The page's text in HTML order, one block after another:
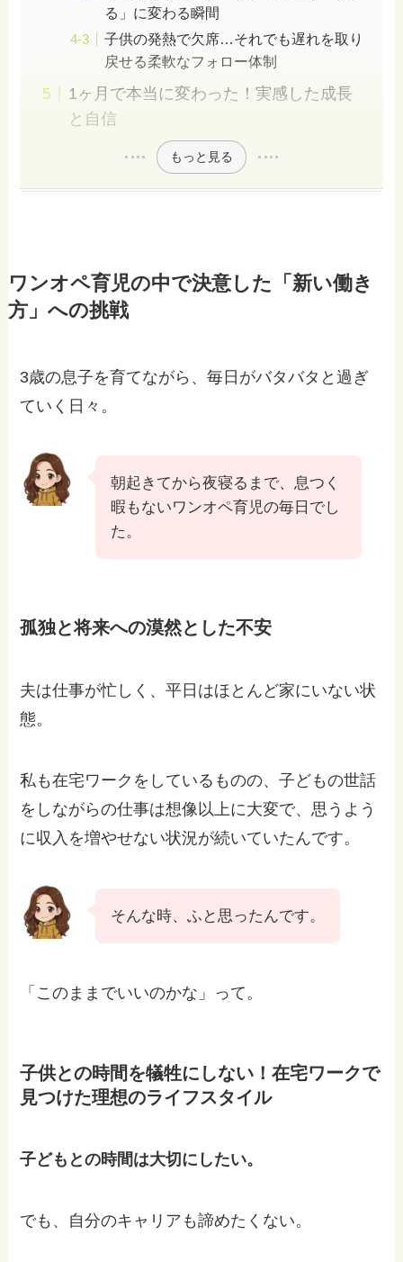
る」に変わる瞬間
子供の発熱で欠席…それでも遅れを取り
戻せる柔軟なフォロー体制
1ヶ月で本当に変わった！実感した成長
と自信
もっと見る
ワンオペ育児の中で決意した「新い働き
方」への挑戦
3歳の息子を育てながら、毎日がバタバタと過ぎ
ていく日々。
朝起きてから夜寝るまで、息つく
暇もないワンオペ育児の毎日でし
た。
孤独と将来への漠然とした不安
夫は仕事が忙しく、平日はほとんど家にいない状
態。
私も在宅ワークをしているものの、子どもの世話
をしながらの仕事は想像以上に大変で、思うよう
に収入を増やせない状況が続いていたんです。
そんな時、ふと思ったんです。
「このままでいいのかな」って。
子供との時間を犠牲にしない！在宅ワークで
見つけた理想のライフスタイル
子どもとの時間は大切にしたい。
でも、自分のキャリアも諦めたくない。